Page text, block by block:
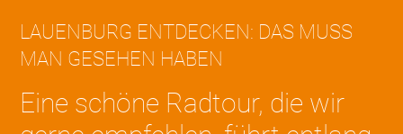
LAUENBURG ENTDECKEN: DAS MUSS
MAN GESEHEN HABEN
Eine schöne Radtour, die wir